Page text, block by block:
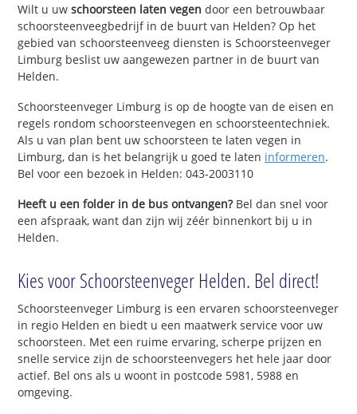
Wilt u uwschoorsteen laten vegen door een betrouwbaar
schoorsteenveegbedrijf in de buurt van Helden? Op het
gebied van schoorsteenveeg diensten is Schoorsteenveger
Limburg beslist uw aangewezen partner in de buurt van
Helden.
Schoorsteenveger Limburg is op de hoogte van de eisen en
regels rondom schoorsteenvegen en schoorsteentechniek.
Als u van plan bent uw schoorsteen te laten vegen in
Limburg, dan is het belangrijk u goed te laten informeren.
Bel voor een bezoek in Helden: 043-2003110
Heeft u een folder in de bus ontvangen?Bel dan snel voor
een afspraak, want dan zijn wij zéér binnenkort bij u in
Helden.
Kies voor Schoorsteenveger Helden. Bel direct!
Schoorsteenveger Limburg is een ervaren schoorsteenveger
in regio Helden en biedt u een maatwerk service voor uw
schoorsteen. Met een ruime ervaring, scherpe prijzen en
snelle service zijn de schoorsteenvegers het hele jaar door
actief. Bel ons als u woont in postcode 5981, 5988 en
omgeving.